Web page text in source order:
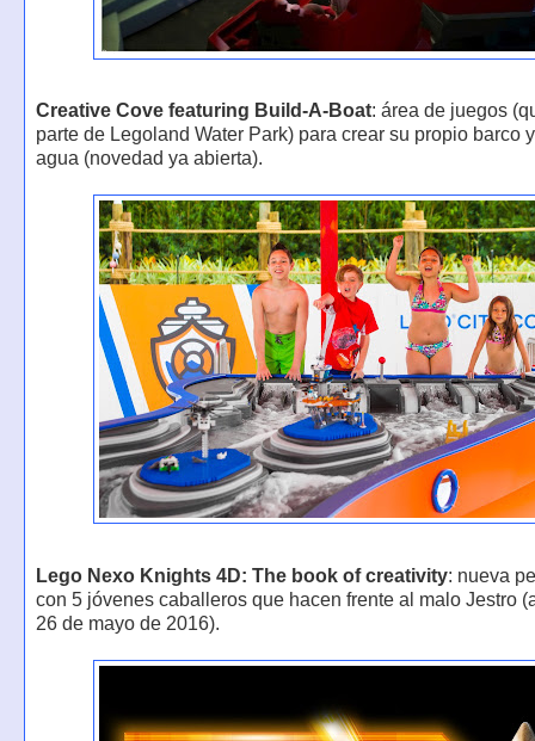
Creative Cove featuring Build-A-Boat: área de juegos
parte de Legoland Water Park) para crear su propio barco
agua (novedad ya abierta).
Lego Nexo Knights 4D: The book of creativity: nueva
con 5 jóvenes caballeros que hacen frente al malo Jestro
26 de mayo de 2016).